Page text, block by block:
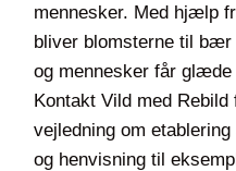
mennesker. Med hjælp
bliver blomsterne til bær
og mennesker får glæde
Kontakt Vild med
vejledning om
og henvisning til